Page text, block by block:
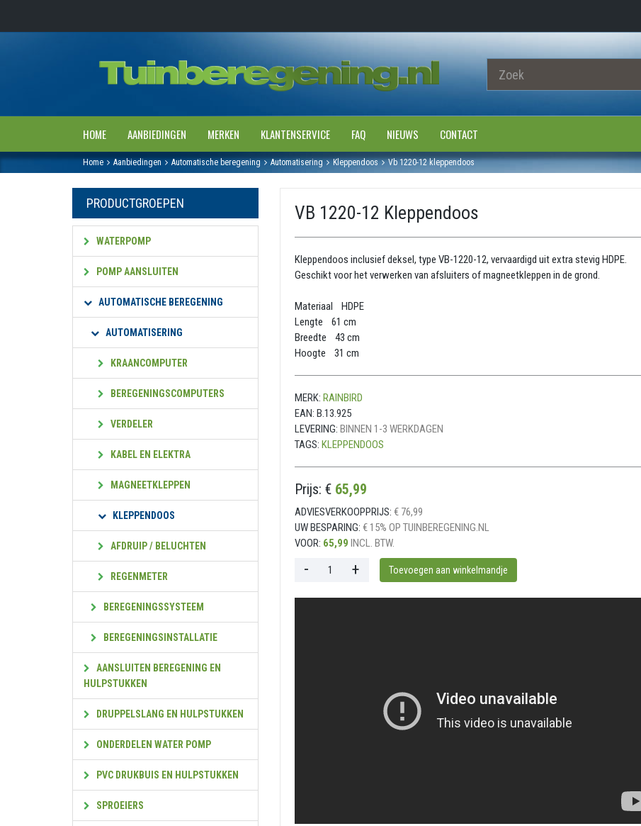
HOME AANBIEDINGEN MERKEN KLANTENSERVICE FAQ NIEUWS CONTACT
Home Aanbiedingen Automatische beregening Automatisering Kleppendoos Vb 1220-12 kleppendoos
PRODUCTGROEPEN
WATERPOMP
POMP AANSLUITEN
AUTOMATISCHE BEREGENING
AUTOMATISERING
KRAANCOMPUTER
BEREGENINGSCOMPUTERS
VERDELER
KABEL EN ELEKTRA
MAGNEETKLEPPEN
KLEPPENDOOS
AFDRUIP / BELUCHTEN
REGENMETER
BEREGENINGSSYSTEEM
BEREGENINGSINSTALLATIE
AANSLUITEN BEREGENING EN
HULPSTUKKEN
DRUPPELSLANG EN HULPSTUKKEN
ONDERDELEN WATER POMP
PVC DRUKBUIS EN HULPSTUKKEN
SPROEIERS
VB 1220-12 Kleppendoos
Kleppendoos inclusief deksel, type VB-1220-12, vervaardigd uit extra stevig HDPE.
Geschikt voor het verwerken van afsluiters of magneetkleppen in de grond.
Materiaal HDPE
Lengte 61 cm
Breedte 43 cm
Hoogte 31 cm
MERK: RAINBIRD
EAN: B.13.925
LEVERING: BINNEN 1-3 WERKDAGEN
TAGS: KLEPPENDOOS
Prijs: € 65,99
ADVIESVERKOOPPRIJS: € 76,99
UW BESPARING: € 15% OP TUINBEREGENING.NL
VOOR: 65,99 INCL. BTW.